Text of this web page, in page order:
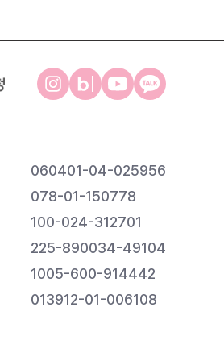
060401-04-025956
078-01-150778
100-024-312701
225-890034-49104
1005-600-914442
013912-01-006108